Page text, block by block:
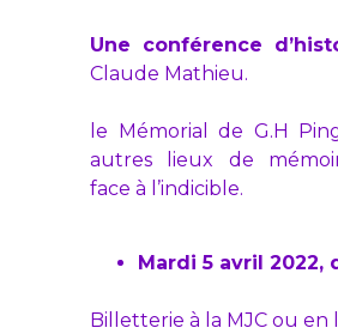
Une conférence
Claude Mathieu.
le Mémorial de G.H
autres lieux de
face à l’indicible.
Mardi 5 avril 2022,
Billetterie à la MJC ou en